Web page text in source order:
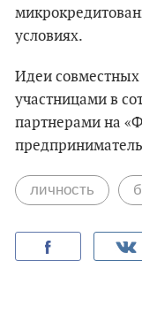
условиях.
Идеи совместных
участницами в
партнерами на
личность